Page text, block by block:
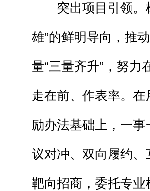
突出项目引领。
雄”的鲜明导向，推
量“三量齐升”，努
走在前、作表率。
励办法基础上，一
议对冲、双向履约
靶向招商，委托专